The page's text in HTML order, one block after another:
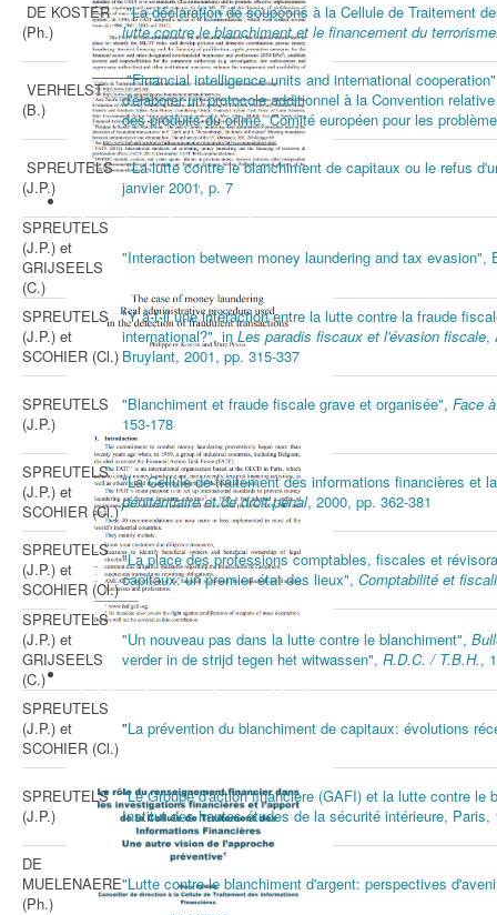
Due diligence and access to
information – the ways and means
Philippe de KOSTER et Marc PENNA
The case of money laundering Real
administrative procedure used in the
detection of fraudulent transactions
Philippe de KOSTER et Marc PENNA
DE KOSTER
(Ph.)
"La déclaration de soupçons à la Cellule de Traitement
lutte contre le blanchiment et le financement du
VERHELST
(B.)
"Financial intelligence units and international
d'élaborer un protocole additionnel à la Convention
des produits du crime, Comité européen pour les
SPREUTELS
(J.P.)
"La lutte contre le blanchiment de capitaux ou le refus
janvier 2001, p. 7
SPREUTELS
(J.P.) et
GRIJSEELS
(C.)
"Interaction between money laundering and tax evasion",
SPREUTELS
(J.P.) et
SCOHIER (Cl.)
"Y a-t-il une interaction entre la lutte contre la fraude
international?", in Les paradis fiscaux et l'évasion fiscale,
Bruylant, 2001, pp. 315-337
SPREUTELS
(J.P.)
"Blanchiment et fraude fiscale grave et organisée", Face
153-178
SPREUTELS
(J.P.) et
SCOHIER (Cl.)
"La Cellule de traitement des informations financières et
pénitentiaire et de droit pénal, 2000, pp. 362-381
SPREUTELS
(J.P.) et
SCOHIER (Cl.)
"La place des professions comptables, fiscales et
capitaux: un premier état des lieux", Comptabilité et
SPREUTELS
(J.P.) et
GRIJSEELS
(C.)
"Un nouveau pas dans la lutte contre le blanchiment",
verder in de strijd tegen het witwassen", R.D.C. / T.B.H.,
SPREUTELS
(J.P.) et
SCOHIER (Cl.)
"La prévention du blanchiment de capitaux: évolutions
SPREUTELS
(J.P.)
"Le Groupe d'action financière (GAFI) et la lutte contre
Institut des hautes études de la sécurité intérieure, Paris,
DE
MUELENAERE
(Ph.)
"Lutte contre le blanchiment d'argent: perspectives